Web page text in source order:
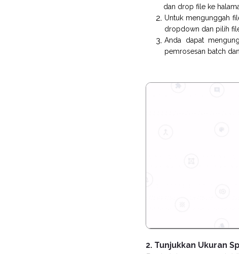
dan drop file ke
Untuk mengunggah
dropdown dan pilih
Anda dapat
pemrosesan batch
2. Tunjukkan Ukuran